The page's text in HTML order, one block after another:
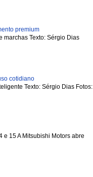
premium
marchas Texto: Sérgio Dias
cotidiano
Texto: Sérgio Dias Fotos:
15 A Mitsubishi Motors abre